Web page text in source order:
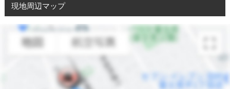
現地周辺マップ